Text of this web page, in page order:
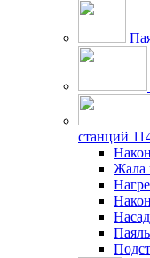
станций
Жала